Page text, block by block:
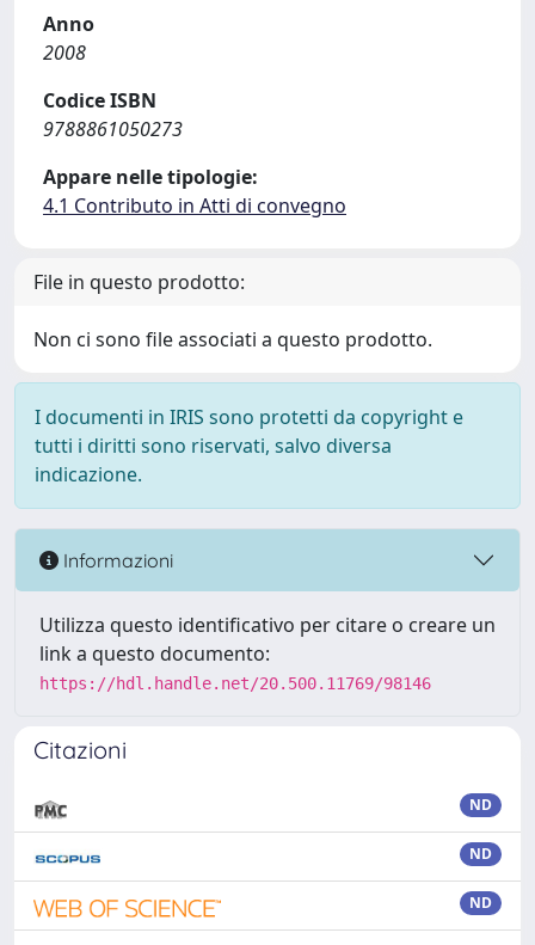
Anno
2008
Codice ISBN
9788861050273
Appare nelle tipologie:
4.1 Contributo in Atti di convegno
File in questo prodotto:
Non ci sono file associati a questo prodotto.
I documenti in IRIS sono protetti da copyright e
tutti i diritti sono riservati, salvo diversa
indicazione.
Informazioni
Utilizza questo identificativo per citare o creare un
link a questo documento:
https://hdl.handle.net/20.500.11769/98146
Citazioni
ND
ND
ND